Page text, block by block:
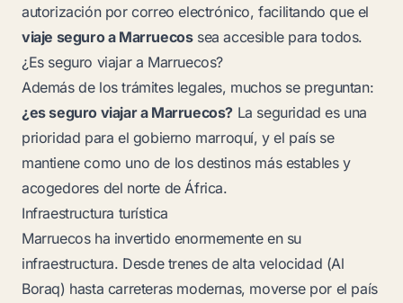
autorización por correo electrónico, facilitando que el
viaje seguro a Marruecossea accesible para todos.
¿Es seguro viajar a Marruecos?
Además de los trámites legales, muchos se preguntan:
¿es seguro viajar a Marruecos? La seguridad es una
prioridad para el gobierno marroquí, y el país se
mantiene como uno de los destinos más estables y
acogedores del norte de África.
Infraestructura turística
Marruecos ha invertido enormemente en su
infraestructura. Desde trenes de alta velocidad (Al
Boraq) hasta carreteras modernas, moverse por el país